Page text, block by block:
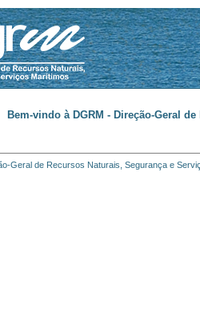
Bem-vindo à DGRM - Direção-Geral
Geral de Recursos Naturais, Segurança e